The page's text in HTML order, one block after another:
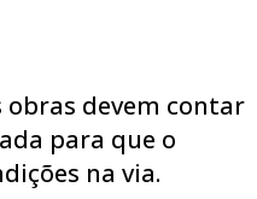
devem contar
para que o
na via.